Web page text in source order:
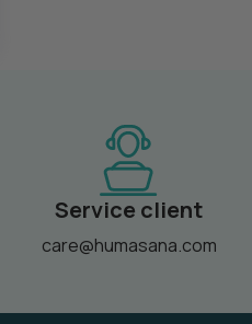
Service client
care@humasana.com